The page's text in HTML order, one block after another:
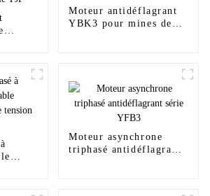
YJP
Moteur antidéflagrant
YBK3 pour mines de
Moteur asynchrone
triphasé antidéflagrant